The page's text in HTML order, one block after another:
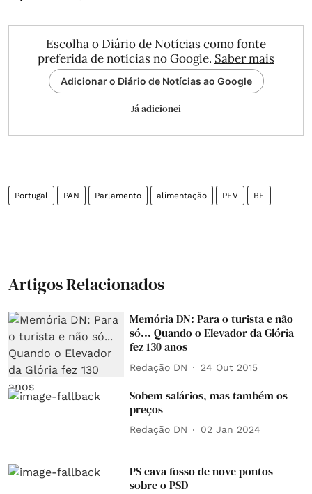
Escolha o Diário de Notícias como fonte
preferida de notícias no Google. Saber mais
Adicionar o Diário de Notícias ao Google
Já adicionei
Portugal PAN Parlamento alimentação PEV BE
Artigos Relacionados
Memória DN: Para o turista e não
só... Quando o Elevador da Glória
fez 130 anos
Redação DN 24 Out 2015
Sobem salários, mas também os
preços
Redação DN 02 Jan 2024
PS cava fosso de nove pontos
sobre o PSD